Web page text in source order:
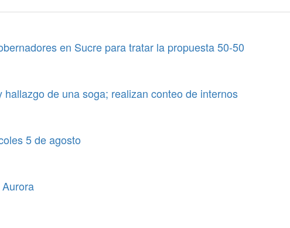
en Sucre para tratar la propuesta 50-50
de una soga; realizan conteo de internos
5 de agosto